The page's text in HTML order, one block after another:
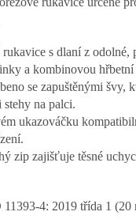
s dlaní z odolné,
a kombinovou hřbetní
se zapuštěnými švy,
na palci.
ukazováčku
zip zajišťuje těsné
4: 2019 třída 1 (20